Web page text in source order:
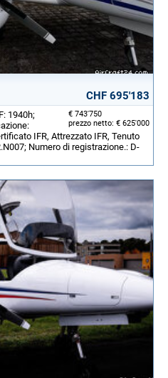
CHF 695'183
€ 743'750
prezzo netto: € 625'000
1940h;
IFR, Attrezzato IFR, Tenuto
Numero di registrazione.: D-